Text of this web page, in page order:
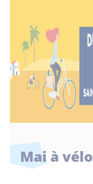
Mai à vélo